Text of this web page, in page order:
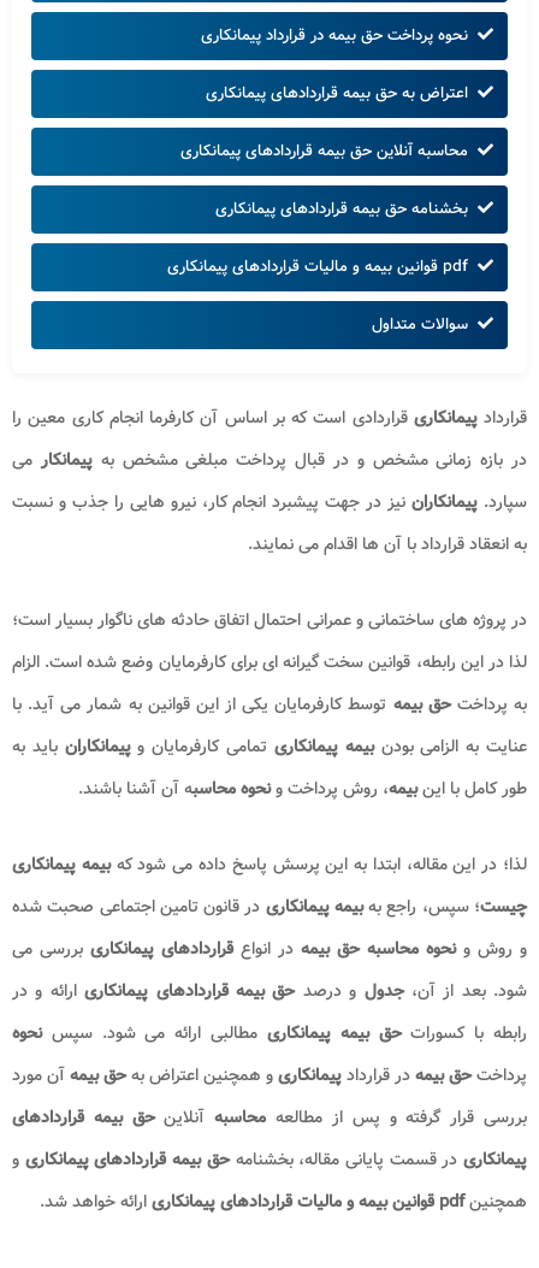
نحوه پرداخت حق بیمه در قرارداد پیمانکاری
اعتراض به حق بیمه قراردادهای پیمانکاری
محاسبه آنلاین حق بیمه قراردادهای پیمانکاری
بخشنامه حق بیمه قراردادهای پیمانکاری
pdf قوانین بیمه و مالیات قراردادهای پیمانکاری
سوالات متداول
قراردادپیمانکاریقراردادی است که بر اساس آن کارفرما انجام کاری معین را
در بازه زمانی مشخص و در قبال پرداخت مبلغی مشخص بهپیمانکارمی
سپارد. پیمانکاران نیز در جهت پیشبرد انجام کار، نیرو هایی را جذب و نسبت
به انعقاد قرارداد با آن ها اقدام می نمایند.
در پروژه های ساختمانی و عمرانی احتمال اتفاق حادثه های ناگوار بسیار است؛
لذا در این رابطه، قوانین سخت گیرانه ای برای کارفرمایان وضع شده است. الزام
به پرداختحق بیمه توسط کارفرمایان یکی از این قوانین به شمار می آید. با
عنایت به الزامی بودن بیمه پیمانکاری تمامی کارفرمایان وپیمانکارانباید به
طور کامل با اینبیمه، روش پرداخت ونحوه محاسبه آن آشنا باشند.
لذا؛ در این مقاله، ابتدا به این پرسش پاسخ داده می شود کهبیمه پیمانکاری
چیست؛ سپس، راجع بهبیمه پیمانکاری در قانون تامین اجتماعی صحبت شده
و روش ونحوه محاسبه حق بیمه در انواع قراردادهای پیمانکاری بررسی می
شود. بعد از آن،جدول و درصدحق بیمه قراردادهای پیمانکاریارائه و در
رابطه با کسوراتحق بیمه پیمانکاری مطالبی ارائه می شود. سپسنحوه
پرداختحق بیمهدر قراردادپیمانکاریو همچنین اعتراض بهحق بیمهآن مورد
بررسی قرار گرفته و پس از مطالعه محاسبه آنلاینحق بیمه قراردادهای
پیمانکاری در قسمت پایانی مقاله، بخشنامهحق بیمه قراردادهای پیمانکاری و
همچنینpdf قوانین بیمه و مالیات قراردادهای پیمانکاری ارائه خواهد شد.